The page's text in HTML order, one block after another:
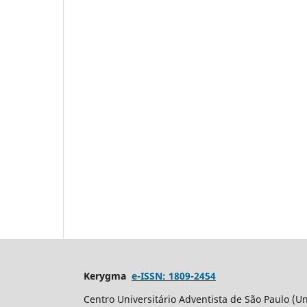
Kerygma e-ISSN: 1809-2454
Centro Universitário Adventista de São Paulo